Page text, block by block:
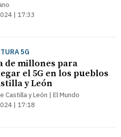
| 17:33
5G
de millones para
el 5G en los pueblos
y León
Castilla y León | El Mundo
| 17:18